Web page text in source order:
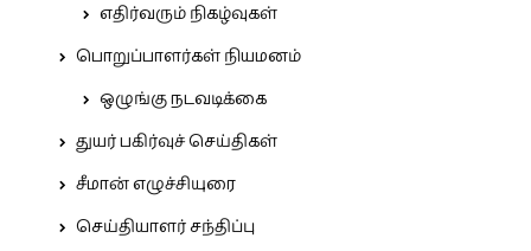
எதிர்வரும் நிகழ்வுகள்
பொறுப்பாளர்கள் நியமனம்
ஒழுங்கு நடவடிக்கை
துயர் பகிர்வுச் செய்திகள்
சீமான் எழுச்சியுரை
செய்தியாளர் சந்திப்பு